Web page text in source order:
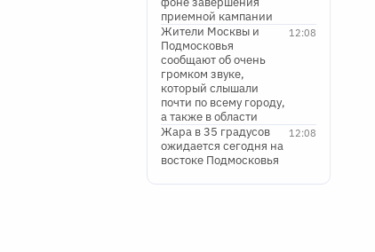
приемной кампании
12:08
Жители Москвы и
Подмосковья
сообщают об очень
громком звуке,
который слышали
почти по всему городу,
а также в области
12:08
Жара в 35 градусов
ожидается сегодня на
востоке Подмосковья